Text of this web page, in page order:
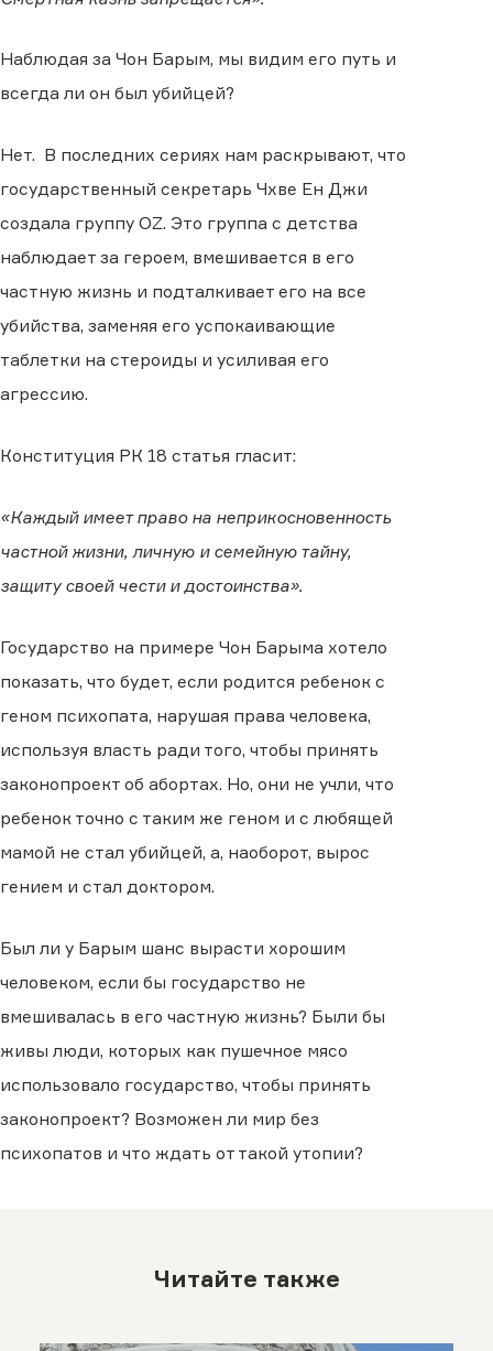
Наблюдая за Чон Барым, мы видим его путь и
всегда ли он был убийцей?
Нет. В последних сериях нам раскрывают, что
государственный секретарь Чхве Ен Джи
создала группу OZ. Это группа с детства
наблюдает за героем, вмешивается в его
частную жизнь и подталкивает его на все
убийства, заменяя его успокаивающие
таблетки на стероиды и усиливая его
агрессию.
Конституция РК 18 статья гласит:
«Каждый имеет право на неприкосновенность
частной жизни, личную и семейную тайну,
защиту своей чести и достоинства».
Государство на примере Чон Барыма хотело
показать, что будет, если родится ребенок с
геном психопата, нарушая права человека,
используя власть ради того, чтобы принять
законопроект об абортах. Но, они не учли, что
ребенок точно с таким же геном и с любящей
мамой не стал убийцей, а, наоборот, вырос
гением и стал доктором.
Был ли у Барым шанс вырасти хорошим
человеком, если бы государство не
вмешивалась в его частную жизнь? Были бы
живы люди, которых как пушечное мясо
использовало государство, чтобы принять
законопроект? Возможен ли мир без
психопатов и что ждать от такой утопии?
Читайте также